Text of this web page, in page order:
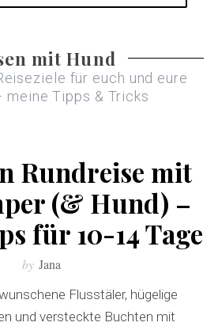
mit Hund
für euch und eure
meine Tipps & Tricks
Rundreise mit
(& Hund) –
für 10-14 Tage
by Jana
Flusstäler, hügelige
und versteckte Buchten mit